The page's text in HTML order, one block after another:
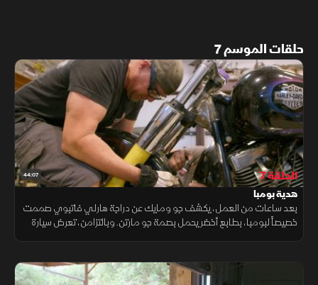
حلقات الموسم 7
44:07 الحلقة 7
هدية بومبا
بعد ساعات من العمل، يكشف جو ومايك عن دراجة هارلي فاتبوي صممت
خصيصاً لبومبا، بطابع أخضر يحمل بصمة جو مارتن. وبالتزامن، تعرض سيارة